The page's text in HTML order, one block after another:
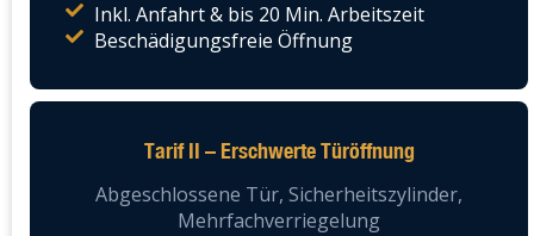
Inkl. Anfahrt & bis 20 Min. Arbeitszeit
Beschädigungsfreie Öffnung
Tarif II – Erschwerte Türöffnung
Abgeschlossene Tür, Sicherheitszylinder,
Mehrfachverriegelung